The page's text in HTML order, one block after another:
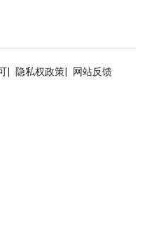
隐私权政策
网站反馈